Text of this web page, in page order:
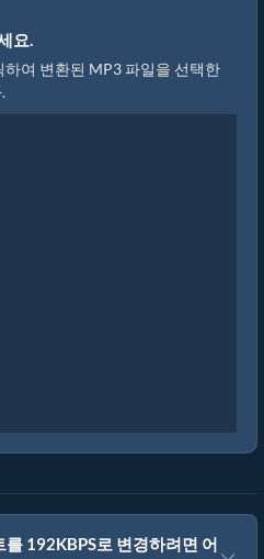
요.
여 변환된 MP3 파일을 선택한
192KBPS로 변경하려면 어